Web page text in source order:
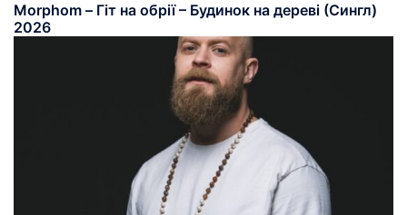
Morphom – Гіт на обрії – Будинок на дереві (Сингл)
2026